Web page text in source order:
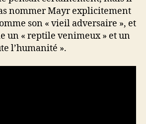
nommer Mayr explicitement
son « vieil adversaire », et
un « reptile venimeux » et un
l’humanité ».